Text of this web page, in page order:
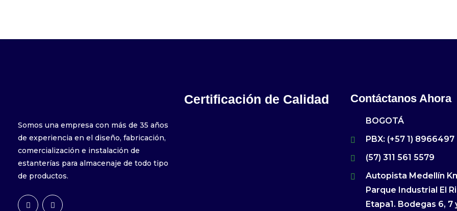
Somos una empresa con más de 35 años
de experiencia en el diseño, fabricación,
comercialización e instalación de
estanterías para almacenaje de todo tipo
de productos.
Certificación de Calidad Contáctanos Ahora
BOGOTÁ
PBX: (+57 1) 8966497
(57) 311 561 5579
Autopista Medellín
Parque Industrial El
Etapa1. Bodegas 6, 7